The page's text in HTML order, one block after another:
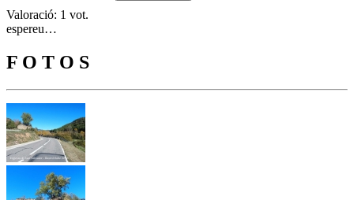
Valoració: 1 vot.
espereu…
F O T O S